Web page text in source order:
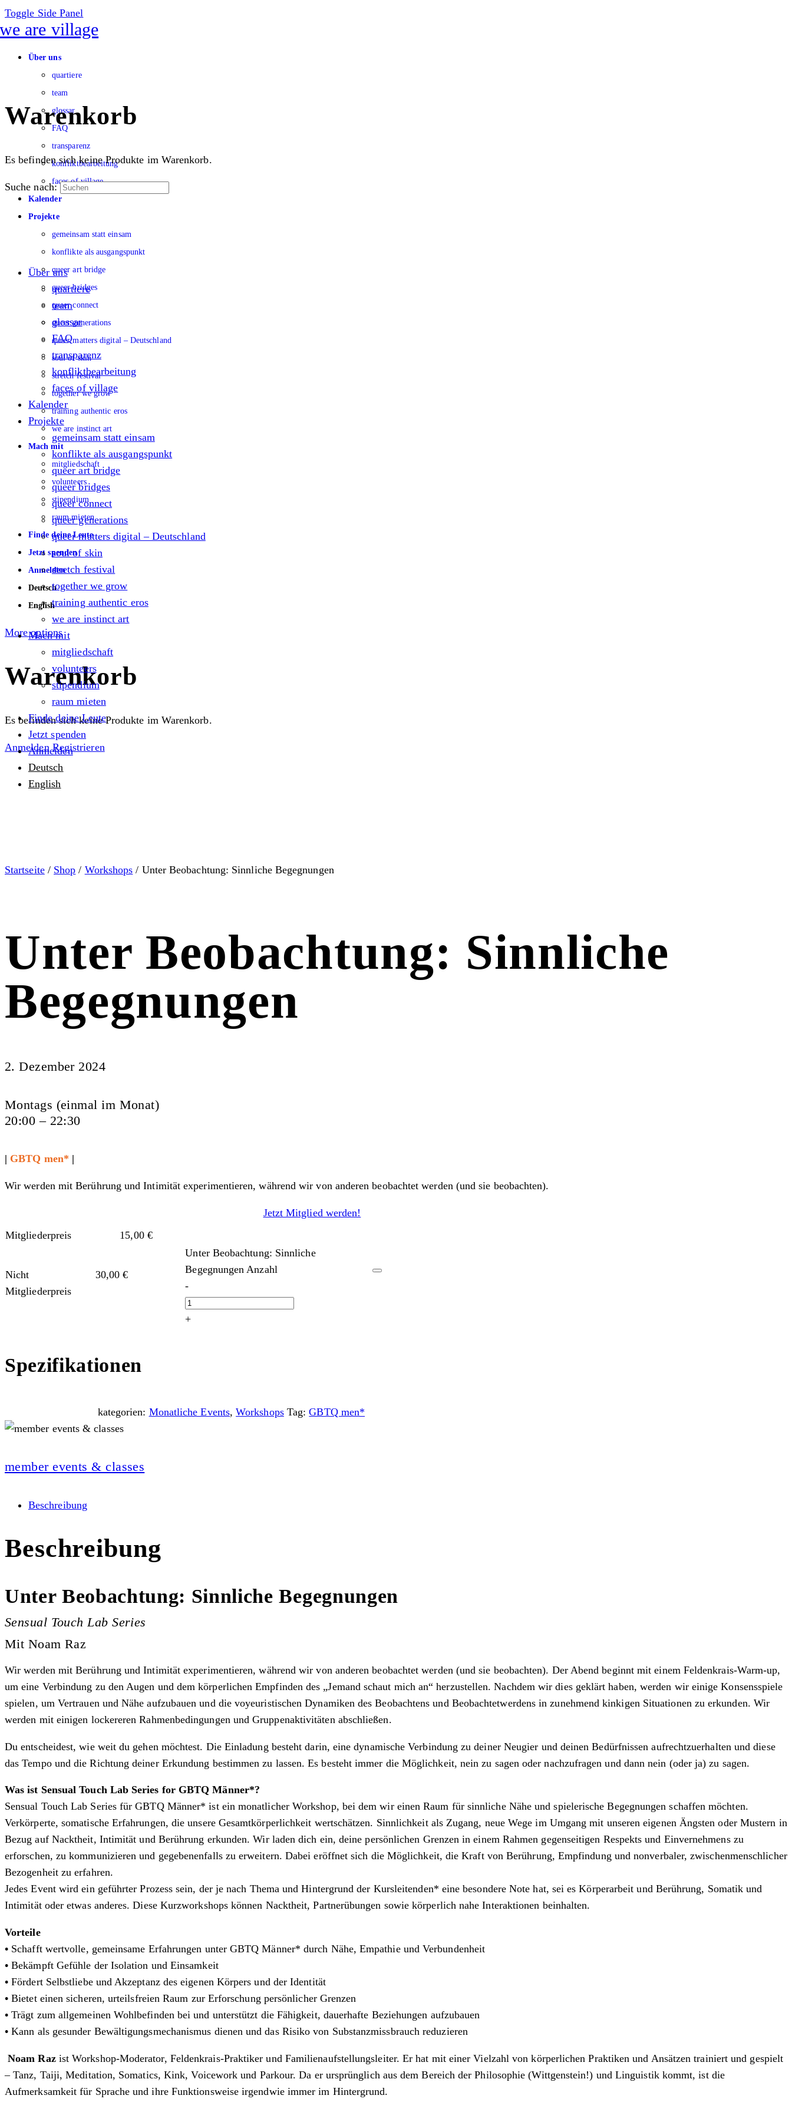
Toggle Side Panel
Über uns
quartiere
team
glossar
FAQ
transparenz
konfliktbearbeitung
faces of village
Kalender
Projekte
gemeinsam statt einsam
konflikte als ausgangspunkt
queer art bridge
queer bridges
queer connect
queer generations
queer matters digital – Deutschland
soul of skin
stretch festival
together we grow
training authentic eros
we are instinct art
Mach mit
mitgliedschaft
volunteers
stipendium
raum mieten
Finde deine Leute
Jetzt spenden
Anmelden
Deutsch
English
More options
Warenkorb
Es befinden sich keine Produkte im Warenkorb.
Anmelden Registrieren
Warenkorb
Es befinden sich keine Produkte im Warenkorb.
Suche nach:
Über uns
quartiere
team
glossar
FAQ
transparenz
konfliktbearbeitung
faces of village
Kalender
Projekte
gemeinsam statt einsam
konflikte als ausgangspunkt
queer art bridge
queer bridges
queer connect
queer generations
queer matters digital – Deutschland
soul of skin
stretch festival
together we grow
training authentic eros
we are instinct art
Mach mit
mitgliedschaft
volunteers
stipendium
raum mieten
Finde deine Leute
Jetzt spenden
Anmelden
Deutsch
English
Startseite/ Shop / Workshops / Unter Beobachtung: Sinnliche Begegnungen
Unter Beobachtung: Sinnliche
Begegnungen
2. Dezember 2024
Montags (einmal im Monat)
20:00 – 22:30
| GBTQ men* |
Wir werden mit Berührung und Intimität experimentieren, während wir von anderen beobachtet werden (und sie beobachten).
Mitgliederpreis 15,00 €
Jetzt Mitglied werden!
Nicht
Mitgliederpreis
30,00€
Unter Beobachtung: Sinnliche
Begegnungen Anzahl
-
+
Spezifikationen
kategorien: Monatliche Events,Workshops Tag: GBTQ men*
member events & classes
Beschreibung
Beschreibung
Unter Beobachtung: Sinnliche Begegnungen
Sensual Touch Lab Series
Mit Noam Raz
Wir werden mit Berührung und Intimität experimentieren, während wir von anderen beobachtet werden (und sie beobachten). Der Abend beginnt mit einem Feldenkrais-Warm-up,
um eine Verbindung zu den Augen und dem körperlichen Empfinden des „Jemand schaut mich an“ herzustellen. Nachdem wir dies geklärt haben, werden wir einige Konsensspiele
spielen, um Vertrauen und Nähe aufzubauen und die voyeuristischen Dynamiken des Beobachtens und Beobachtetwerdens in zunehmend kinkigen Situationen zu erkunden. Wir
werden mit einigen lockereren Rahmenbedingungen und Gruppenaktivitäten abschließen.
Du entscheidest, wie weit du gehen möchtest. Die Einladung besteht darin, eine dynamische Verbindung zu deiner Neugier und deinen Bedürfnissen aufrechtzuerhalten und diese
das Tempo und die Richtung deiner Erkundung bestimmen zu lassen. Es besteht immer die Möglichkeit, nein zu sagen oder nachzufragen und dann nein (oder ja) zu sagen.
Was ist Sensual Touch Lab Series for GBTQ Männer*?
Sensual Touch Lab Series für GBTQ Männer* ist ein monatlicher Workshop, bei dem wir einen Raum für sinnliche Nähe und spielerische Begegnungen schaffen möchten.
Verkörperte, somatische Erfahrungen, die unsere Gesamtkörperlichkeit wertschätzen. Sinnlichkeit als Zugang, neue Wege im Umgang mit unseren eigenen Ängsten oder Mustern in
Bezug auf Nacktheit, Intimität und Berührung erkunden. Wir laden dich ein, deine persönlichen Grenzen in einem Rahmen gegenseitigen Respekts und Einvernehmens zu
erforschen, zu kommunizieren und gegebenenfalls zu erweitern. Dabei eröffnet sich die Möglichkeit, die Kraft von Berührung, Empfindung und nonverbaler, zwischenmenschlicher
Bezogenheit zu erfahren.
Jedes Event wird ein geführter Prozess sein, der je nach Thema und Hintergrund der Kursleitenden* eine besondere Note hat, sei es Körperarbeit und Berührung, Somatik und
Intimität oder etwas anderes. Diese Kurzworkshops können Nacktheit, Partnerübungen sowie körperlich nahe Interaktionen beinhalten.
Vorteile
• Schafft wertvolle, gemeinsame Erfahrungen unter GBTQ Männer* durch Nähe, Empathie und Verbundenheit
•Bekämpft Gefühle der Isolation und Einsamkeit
•Fördert Selbstliebe und Akzeptanz des eigenen Körpers und der Identität
•Bietet einen sicheren, urteilsfreien Raum zur Erforschung persönlicher Grenzen
•Trägt zum allgemeinen Wohlbefinden bei und unterstützt die Fähigkeit, dauerhafte Beziehungen aufzubauen
•Kann als gesunder Bewältigungsmechanismus dienen und das Risiko von Substanzmissbrauch reduzieren
Noam Razist Workshop-Moderator, Feldenkrais-Praktiker und Familienaufstellungsleiter. Er hat mit einer Vielzahl von körperlichen Praktiken und Ansätzen trainiert und gespielt
– Tanz, Taiji, Meditation, Somatics, Kink, Voicework und Parkour. Da er ursprünglich aus dem Bereich der Philosophie (Wittgenstein!) und Linguistik kommt, ist die
Aufmerksamkeit für Sprache und ihre Funktionsweise irgendwie immer im Hintergrund.